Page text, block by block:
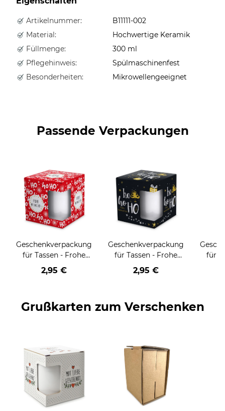
Artikelnummer:
B11111-002
Material:
Hochwertige Keramik
Füllmenge:
300 ml
Pflegehinweis:
Spülmaschinenfest
Besonderheiten:
Mikrowellengeeignet
Passende Verpackungen
Geschenkverpackung
für Tassen - Frohe
Weihnachten - HO
HO HO - rot
2,95 €
Geschenkverpackung
für Tassen - Frohe
Weihnachten - HO
HO HO - schwarz
2,95 €
für
Grußkarten zum Verschenken